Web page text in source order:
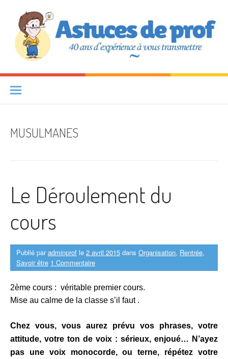
Astuces de prof
MUSULMANES
Le Déroulement du
cours
Publié paradminprof le 2 avril 2015 dans Organisation, Rentrée,
Savoir être 1 Commentaire
2ème cours : véritable premier cours.
Mise au calme de la classe s’il faut .
Chez vous, vous aurez prévu vos phrases, votre
attitude, votre ton de voix : sérieux, enjoué… N’ayez
pas une voix monocorde, outerne, répétez votre